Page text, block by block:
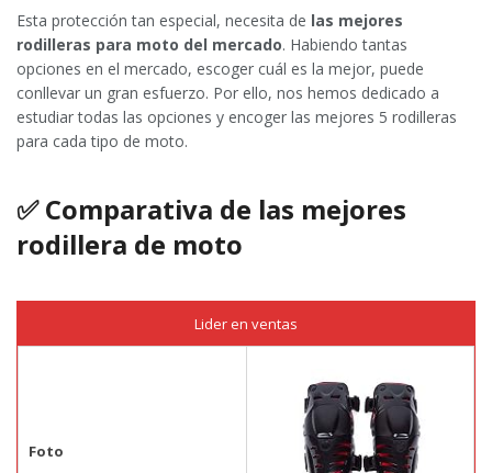
Esta protección tan especial, necesita de las mejores
rodilleras para moto del mercado. Habiendo tantas
opciones en el mercado, escoger cuál es la mejor, puede
conllevar un gran esfuerzo. Por ello, nos hemos dedicado a
estudiar todas las opciones y encoger las mejores 5 rodilleras
para cada tipo de moto.
✅Comparativa de las mejores
rodillera de moto
Lider en ventas
Foto